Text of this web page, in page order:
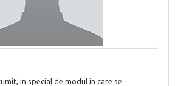
in special de modul in care se